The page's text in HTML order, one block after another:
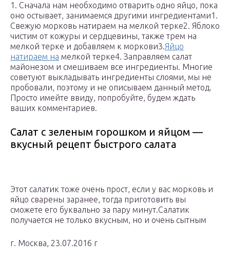
1. Сначала нам необходимо отварить одно яйцо, пока
оно остывает, занимаемся другими ингредиентами1.
Свежую морковь натираем на мелкой терке2. Яблоко
чистим от кожуры и сердцевины, также трем на
мелкой терке и добавляем к моркови3.Яйцо
натираем на мелкой терке4. Заправляем салат
майонезом и смешиваем все ингредиенты. Многие
советуют выкладывать ингредиенты слоями, мы не
пробовали, поэтому и не описываем данный метод.
Просто имейте ввиду, попробуйте, будем ждать
ваших комментариев.
Салат с зеленым горошком и яйцом —
вкусный рецепт быстрого салата
Этот салатик тоже очень прост, если у вас морковь и
яйцо сварены заранее, тогда приготовить вы
сможете его буквально за пару минут.Салатик
получается не только вкусным, но и очень сытным
г. Москва, 23.07.2016 г